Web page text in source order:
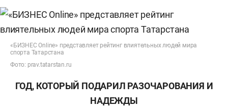
«БИЗНЕС Online» представляет рейтинг влиятельных людей мира
спорта Татарстана
Фото: prav.tatarstan.ru
ГОД, КОТОРЫЙ ПОДАРИЛ РАЗОЧАРОВАНИЯ И
НАДЕЖДЫ